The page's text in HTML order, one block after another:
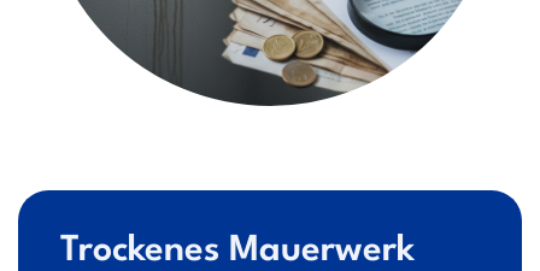
Trockenes Mauerwerk